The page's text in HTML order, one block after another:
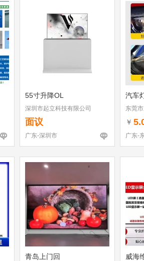
55寸升降OL
深圳市起立科技有限公司
面议
广东-深圳市
汽车
东莞
￥
广东-
青岛上门回 威海